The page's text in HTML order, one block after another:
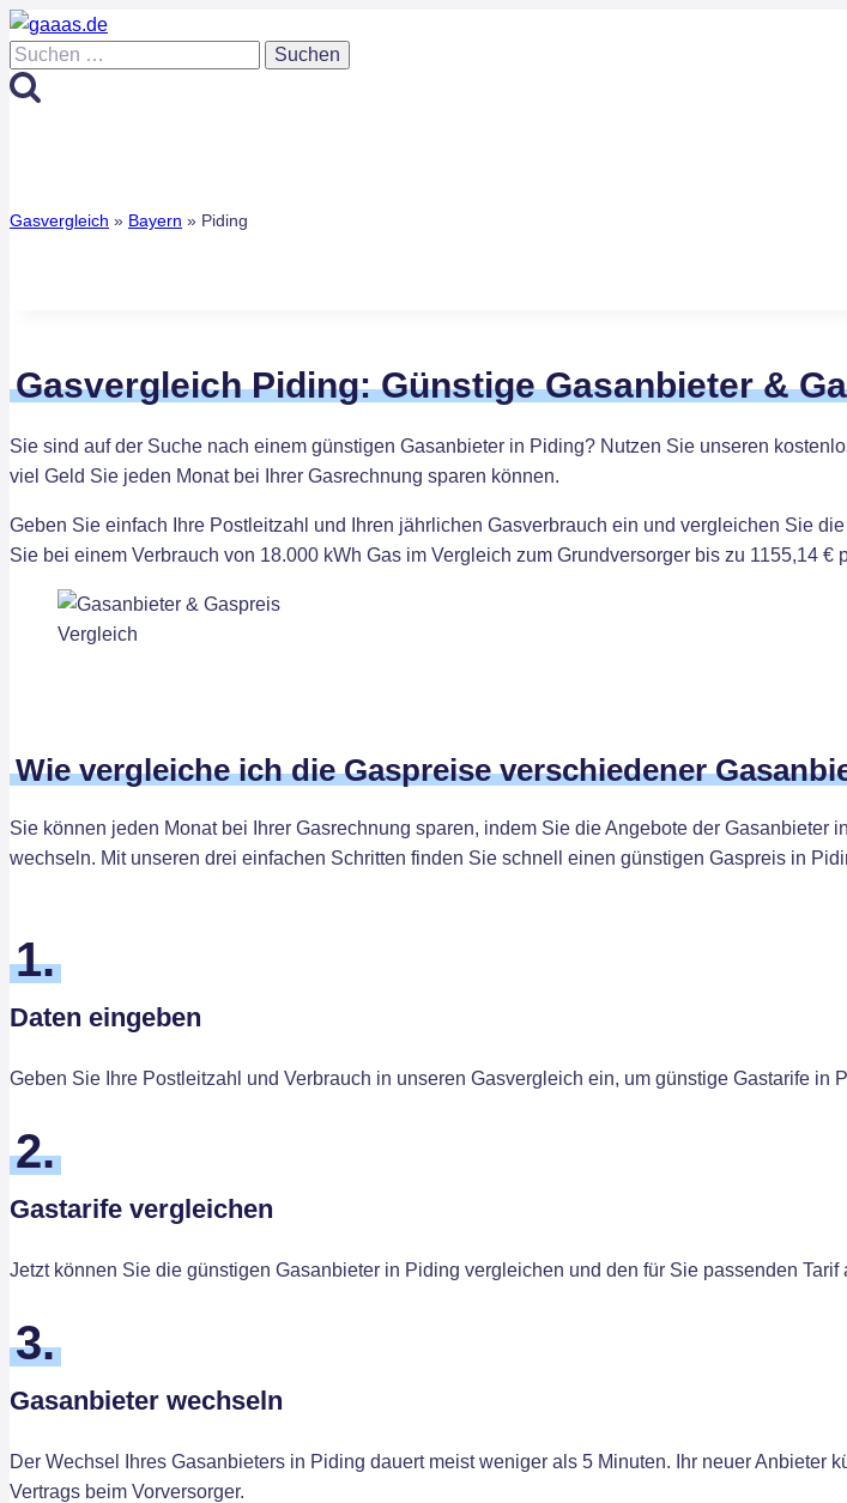
Zum
Inhalt
springen
Suchen
nach:
Gasvergleich » Bayern » Piding
Gasvergleich Piding: Günstige Gasanbieter &
Sie sind auf der Suche nach einem günstigen Gasanbieter in Piding? Nutzen Sie unseren
viel Geld Sie jeden Monat bei Ihrer Gasrechnung sparen können.
Geben Sie einfach Ihre Postleitzahl und Ihren jährlichen Gasverbrauch ein und vergleichen Sie
Sie bei einem Verbrauch von 18.000 kWh Gas im Vergleich zum Grundversorger bis zu 1155,14 €
Wie vergleiche ich die Gaspreise verschiedener
Sie können jeden Monat bei Ihrer Gasrechnung sparen, indem Sie die Angebote der Gasanbieter
wechseln. Mit unseren drei einfachen Schritten finden Sie schnell einen günstigen Gaspreis in
1.
Daten eingeben
Geben Sie Ihre Postleitzahl und Verbrauch in unseren Gasvergleich ein, um günstige Gastarife in
2.
Gastarife vergleichen
Jetzt können Sie die günstigen Gasanbieter in Piding vergleichen und den für Sie passenden
3.
Gasanbieter wechseln
Der Wechsel Ihres Gasanbieters in Piding dauert meist weniger als 5 Minuten. Ihr neuer Anbieter
Vertrags beim Vorversorger.